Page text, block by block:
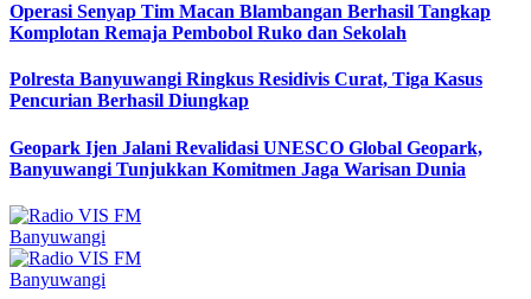
Operasi Senyap Tim Macan Blambangan Berhasil Tangkap
Komplotan Remaja Pembobol Ruko dan Sekolah
Polresta Banyuwangi Ringkus Residivis Curat, Tiga Kasus
Pencurian Berhasil Diungkap
Geopark Ijen Jalani Revalidasi UNESCO Global Geopark,
Banyuwangi Tunjukkan Komitmen Jaga Warisan Dunia